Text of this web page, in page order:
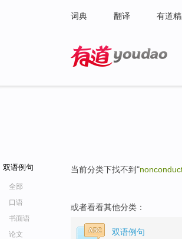
词典 翻译 有道
双语例句
全部
口语
书面语
论文
当前分类下找不到"
或者看看其他分类：
双语例句